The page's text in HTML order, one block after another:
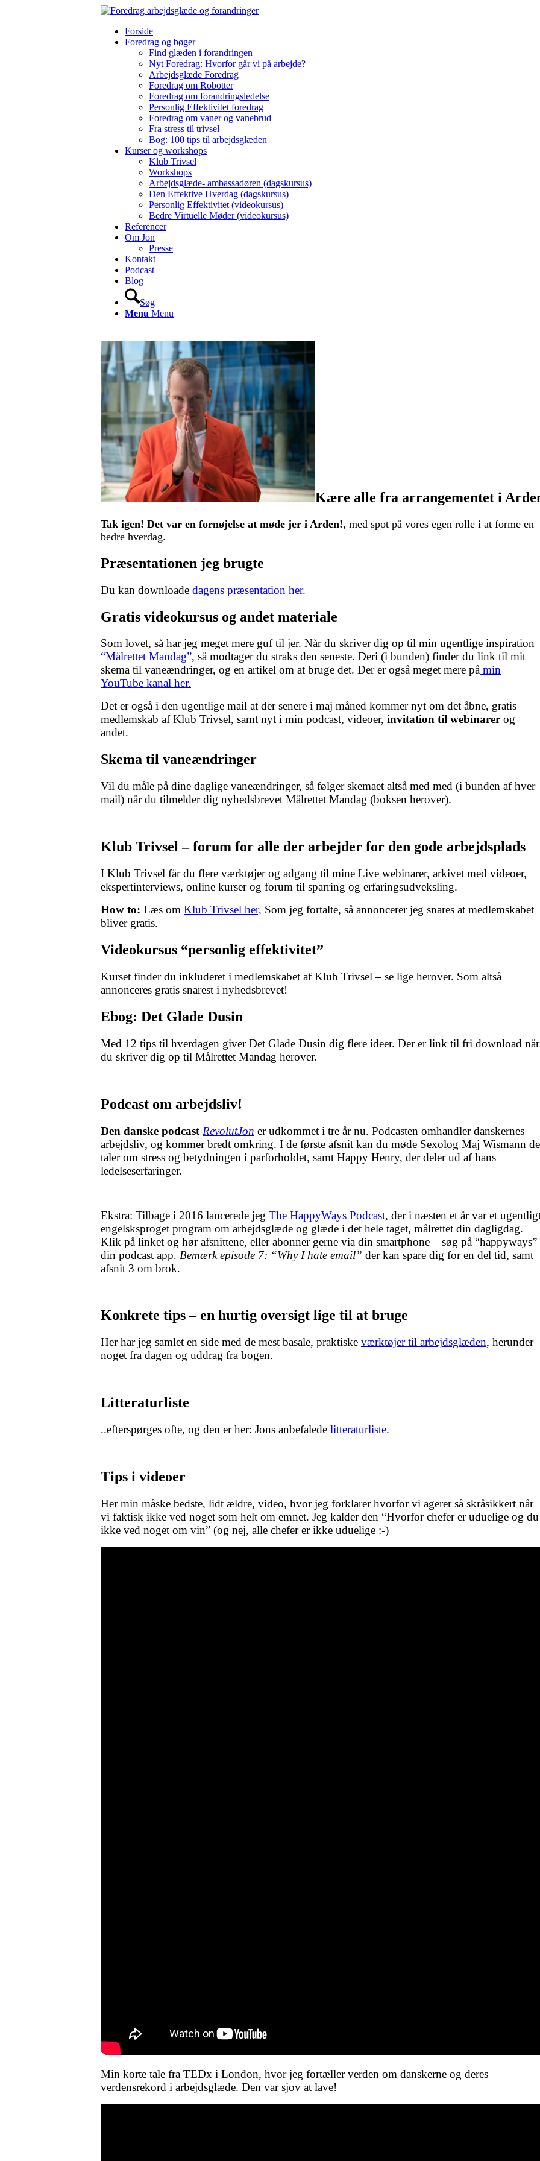
Forside
Foredrag og bøger
Find glæden i forandringen
Nyt Foredrag: Hvorfor går vi på arbejde?
Arbejdsglæde Foredrag
Foredrag om Robotter
Foredrag om forandringsledelse
Personlig Effektivitet foredrag
Foredrag om vaner og vanebrud
Fra stress til trivsel
Bog: 100 tips til arbejdsglæden
Kurser og workshops
Klub Trivsel
Workshops
Arbejdsglæde- ambassadøren (dagskursus)
Den Effektive Hverdag (dagskursus)
Personlig Effektivitet (videokursus)
Bedre Virtuelle Møder (videokursus)
Referencer
Om Jon
Presse
Kontakt
Podcast
Blog
Søg
Menu Menu
Kære alle fra arrangementet i
Tak igen! Det var en fornøjelse at møde jer i Arden!, med spot på vores egen rolle i at forme en
bedre hverdag.
Præsentationen jeg brugte
Du kan downloade dagens præsentation her.
Gratis videokursus og andet materiale
Som lovet, så har jeg meget mere guf til jer. Når du skriver dig op til min ugentlige inspiration
“Målrettet Mandag”, så modtager du straks den seneste. Deri (i bunden) finder du link til mit
skema til vaneændringer, og en artikel om at bruge det. Der er også meget mere på min
YouTube kanal her.
Det er også i den ugentlige mail at der senere i maj måned kommer nyt om det åbne, gratis
medlemskab af Klub Trivsel, samt nyt i min podcast, videoer, invitation til webinarer og
andet.
Skema til vaneændringer
Vil du måle på dine daglige vaneændringer, så følger skemaet altså med med (i bunden af hver
mail) når du tilmelder dig nyhedsbrevet Målrettet Mandag (boksen herover).
Klub Trivsel – forum for alle der arbejder for den gode arbejdsplads
I Klub Trivsel får du flere værktøjer og adgang til mine Live webinarer, arkivet med videoer,
ekspertinterviews, online kurser og forum til sparring og erfaringsudveksling.
How to: Læs om Klub Trivsel her, Som jeg fortalte, så annoncerer jeg snares at medlemskabet
bliver gratis.
Videokursus “personlig effektivitet”
Kurset finder du inkluderet i medlemskabet af Klub Trivsel – se lige herover. Som altså
annonceres gratis snarest i nyhedsbrevet!
Ebog: Det Glade Dusin
Med 12 tips til hverdagen giver Det Glade Dusin dig flere ideer. Der er link til fri download når
du skriver dig op til Målrettet Mandag herover.
Podcast om arbejdsliv!
Den danske podcast RevolutJon er udkommet i tre år nu. Podcasten omhandler danskernes
arbejdsliv, og kommer bredt omkring. I de første afsnit kan du møde Sexolog Maj Wismann
taler om stress og betydningen i parforholdet, samt Happy Henry, der deler ud af hans
ledelseserfaringer.
Ekstra: Tilbage i 2016 lancerede jeg The HappyWays Podcast, der i næsten et år var et
engelsksproget program om arbejdsglæde og glæde i det hele taget, målrettet din dagligdag.
Klik på linket og hør afsnittene, eller abonner gerne via din smartphone – søg på “happyways”
din podcast app. Bemærk episode 7: “Why I hate email” der kan spare dig for en del tid, samt
afsnit 3 om brok.
Konkrete tips – en hurtig oversigt lige til at bruge
Her har jeg samlet en side med de mest basale, praktiske værktøjer til arbejdsglæden, herunder
noget fra dagen og uddrag fra bogen.
Litteraturliste
..efterspørges ofte, og den er her: Jons anbefalede litteraturliste.
Tips i videoer
Her min måske bedste, lidt ældre, video, hvor jeg forklarer hvorfor vi agerer så skråsikkert når
vi faktisk ikke ved noget som helt om emnet. Jeg kalder den “Hvorfor chefer er uduelige og du
ikke ved noget om vin” (og nej, alle chefer er ikke uduelige :-)
Min korte tale fra TEDx i London, hvor jeg fortæller verden om danskerne og deres
verdensrekord i arbejdsglæde. Den var sjov at lave!